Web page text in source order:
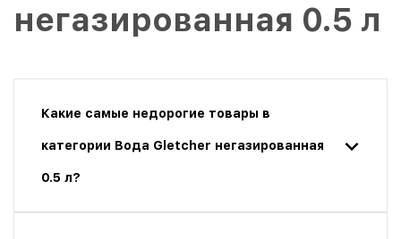
негазированная 0.5 л
Какие самые недорогие товары в
категории Вода Gletcher негазированная
0.5 л?